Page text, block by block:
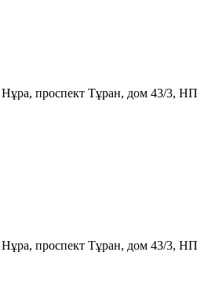
Нұра, проспект Тұран, дом 43/3, НП
Нұра, проспект Тұран, дом 43/3, НП